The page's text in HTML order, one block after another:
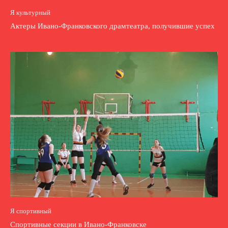
Я культурный
Актеры Ивано-Франковского драмтеатра, получившие успех
Я спортивный
Спортивные секции в Ивано-Франковске